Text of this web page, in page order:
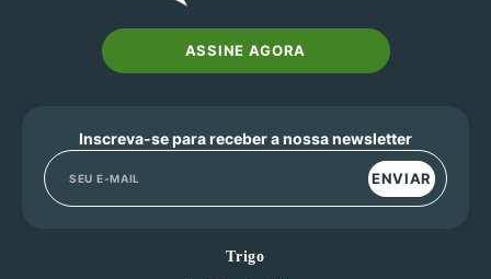
ASSINE AGORA
Inscreva-se para receber a nossa newsletter
ENVIAR
Trigo